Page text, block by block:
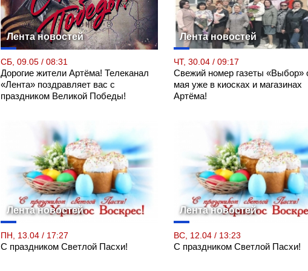
Лента новостей
СБ, 09.05 / 08:31
Дорогие жители Артёма! Телеканал
«Лента» поздравляет вас с
праздником Великой Победы!
Лента новостей
ЧТ, 30.04 / 09:17
Свежий номер газеты «Выбор»
мая уже в киосках и магазинах
Артёма!
Лента новостей
ПН, 13.04 / 17:27
С праздником Светлой Пасхи!
Лента новостей
ВС, 12.04 / 13:23
С праздником Светлой Пасхи!